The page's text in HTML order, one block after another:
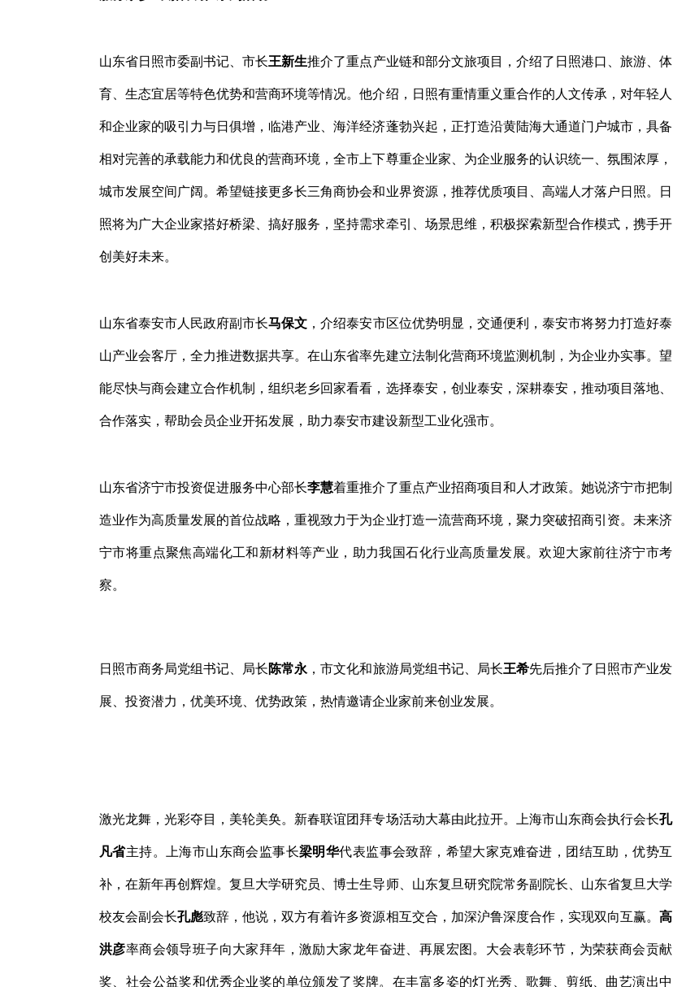
山东省日照市委副书记、市长王新生推介了重点产业链和部分文旅项目，介绍了日照港口、旅游、体
育、生态宜居等特色优势和营商环境等情况。他介绍，日照有重情重义重合作的人文传承，对年轻人
和企业家的吸引力与日俱增，临港产业、海洋经济蓬勃兴起，正打造沿黄陆海大通道门户城市，具备
相对完善的承载能力和优良的营商环境，全市上下尊重企业家、为企业服务的认识统一、氛围浓厚，
城市发展空间广阔。希望链接更多长三角商协会和业界资源，推荐优质项目、高端人才落户日照。日
照将为广大企业家搭好桥梁、搞好服务，坚持需求牵引、场景思维，积极探索新型合作模式，携手开
创美好未来。
山东省泰安市人民政府副市长马保文 ，介绍泰安市区位优势明显，交通便利，泰安市将努力打造好泰
山产业会客厅，全力推进数据共享。在山东省率先建立法制化营商环境监测机制，为企业办实事。望
能尽快与商会建立合作机制，组织老乡回家看看，选择泰安，创业泰安，深耕泰安，推动项目落地、
合作落实，帮助会员企业开拓发展，助力泰安市建设新型工业化强市。
山东省济宁市投资促进服务中心部长李慧着重推介了重点产业招商项目和人才政策。她说济宁市把制
造业作为高质量发展的首位战略，重视致力于为企业打造一流营商环境，聚力突破招商引资。未来济
宁市将重点聚焦高端化工和新材料等产业，助力我国石化行业高质量发展。欢迎大家前往济宁市考
察。
日照市商务局党组书记、局长陈常永，市文化和旅游局党组书记、局长王希先后推介了日照市产业发
展、投资潜力，优美环境、优势政策，热情邀请企业家前来创业发展。
激光龙舞，光彩夺目，美轮美奂。新春联谊团拜专场活动大幕由此拉开。上海市山东商会执行会长孔
凡省主持。上海市山东商会监事长梁明华代表监事会致辞，希望大家克难奋进，团结互助，优势互
补，在新年再创辉煌。复旦大学研究员、博士生导师、山东复旦研究院常务副院长、山东省复旦大学
校友会副会长孔彪致辞，他说，双方有着许多资源相互交合，加深沪鲁深度合作，实现双向互赢。高
洪彦率商会领导班子向大家拜年，激励大家龙年奋进、再展宏图。大会表彰环节，为荣获商会贡献
奖、社会公益奖和优秀企业奖的单位颁发了奖牌。在丰富多姿的灯光秀、歌舞、剪纸、曲艺演出中